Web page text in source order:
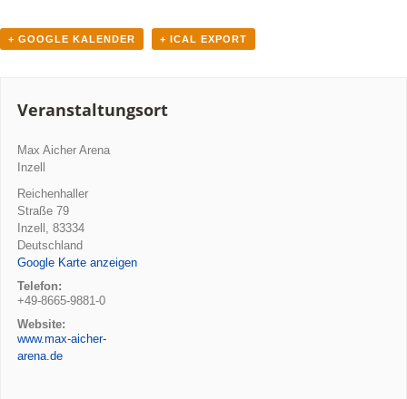
+ GOOGLE KALENDER + ICAL EXPORT
Veranstaltungsort
Max Aicher Arena
Inzell
Reichenhaller
Straße 79
Inzell 83334
Deutschland
Google Karte anzeigen
Telefon:
+49-8665-9881-0
Website:
www.max-aicher-
arena.de